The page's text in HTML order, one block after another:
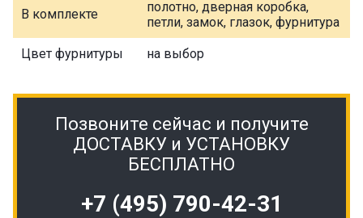
В комплекте
полотно, дверная коробка,
петли, замок, глазок, фурнитура
Цвет фурнитуры на выбор
Позвоните сейчас и получите
ДОСТАВКУ и УСТАНОВКУ
БЕСПЛАТНО
+7 (495) 790-42-31